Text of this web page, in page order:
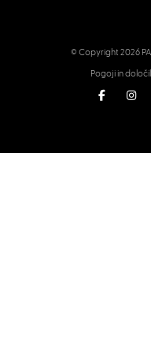
© Copyright 2026
Pogoji in